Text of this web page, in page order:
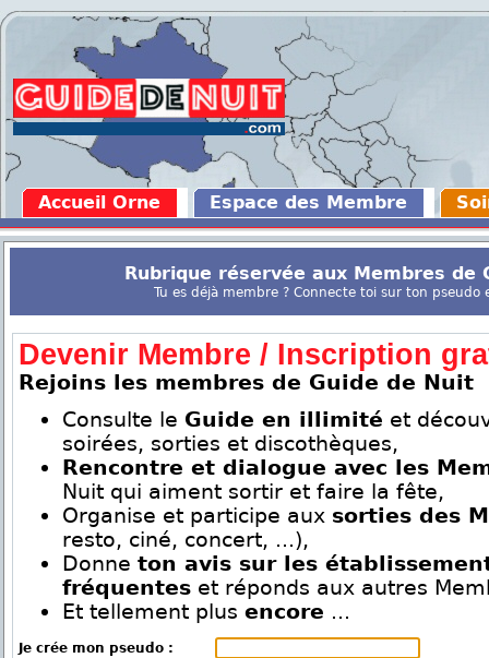
Accueil Orne Espace des Membre
Rubrique réservée aux Membres de
Tu es déjà membre ? Connecte toi sur ton pseudo
Devenir Membre / Inscription
Rejoins les membres de Guide de Nuit
Consulte le Guide en illimité et
soirées, sorties et discothèques,
Rencontre et dialogue avec les
Nuit qui aiment sortir et faire la fête,
Organise et participe aux sorties des
resto, ciné, concert, ...),
Donne ton avis sur les
fréquentes et réponds aux autres
Et tellement plus encore ...
Je crée mon pseudo :